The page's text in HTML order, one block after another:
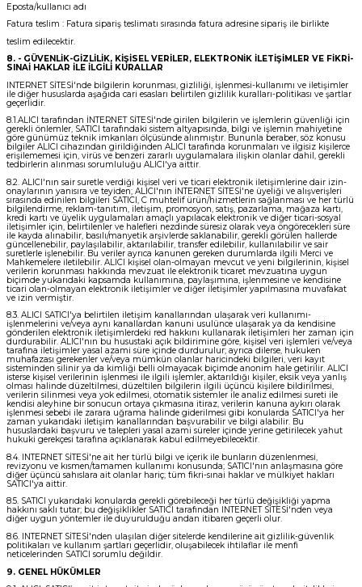
Eposta/kullanıcı adı
Fatura teslim : Fatura sipariş teslimatı sırasında fatura adresine sipariş ile birlikte
teslim edilecektir.
8. - GÜVENLİK-GİZLİLİK, KİŞİSEL VERİLER, ELEKTRONİK İLETİŞİMLER VE FİKRİ-
SINAİ HAKLAR İLE İLGİLİ KURALLAR
INTERNET SİTESİ'nde bilgilerin korunması, gizliliği, işlenmesi-kullanımı ve iletişimler
ile diğer hususlarda aşağıda cari esasları belirtilen gizlilik kuralları-politikası ve şartlar
geçerlidir.
8.1.ALICI tarafından İNTERNET SİTESİ'nde girilen bilgilerin ve işlemlerin güvenliği için
gerekli önlemler, SATICI tarafındaki sistem altyapısında, bilgi ve işlemin mahiyetine
göre günümüz teknik imkanları ölçüsünde alınmıştır. Bununla beraber, söz konusu
bilgiler ALICI cihazından girildiğinden ALICI tarafında korunmaları ve ilgisiz kişilerce
erişilememesi için, virüs ve benzeri zararlı uygulamalara ilişkin olanlar dahil, gerekli
tedbirlerin alınması sorumluluğu ALICI'ya aittir.
8.2. ALICI'nın sair suretle verdiği kişisel veri ve ticari elektronik iletişimlerine dair izin-
onaylarının yanısıra ve teyiden; ALICI'nın İNTERNET SİTESİ'ne üyeliği ve alışverişleri
sırasında edinilen bilgileri SATICI, C muhtelif ürün/hizmetlerin sağlanması ve her türlü
bilgilendirme, reklam-tanıtım, iletişim, promosyon, satış, pazarlama, mağaza kartı,
kredi kartı ve üyelik uygulamaları amaçlı yapılacak elektronik ve diğer ticari-sosyal
iletişimler için, belirtilenler ve halefleri nezdinde süresiz olarak veya öngörecekleri süre
ile kayda alınabilir, basılı/manyetik arşivlerde saklanabilir, gerekli görülen hallerde
güncellenebilir, paylaşılabilir, aktarılabilir, transfer edilebilir, kullanılabilir ve sair
suretlerle işlenebilir. Bu veriler ayrıca kanunen gereken durumlarda ilgili Merci ve
Mahkemelere iletilebilir. ALICI kişisel olan-olmayan mevcut ve yeni bilgilerinin, kişisel
verilerin korunması hakkında mevzuat ile elektronik ticaret mevzuatına uygun
biçimde yukarıdaki kapsamda kullanımına, paylaşımına, işlenmesine ve kendisine
ticari olan-olmayan elektronik iletişimler ve diğer iletişimler yapılmasına muvafakat
ve izin vermiştir.
8.3. ALICI SATICI'ya belirtilen iletişim kanallarından ulaşarak veri kullanımı-
işlenmelerini ve/veya aynı kanallardan kanuni usulünce ulaşarak ya da kendisine
gönderilen elektronik iletişimlerdeki red hakkını kullanarak iletişimleri her zaman için
durdurabilir. ALICI'nın bu husustaki açık bildirimine göre, kişisel veri işlemleri ve/veya
tarafına iletişimler yasal azami süre içinde durdurulur; ayrıca dilerse, hukuken
muhafazası gerekenler ve/veya mümkün olanlar haricindeki bilgileri, veri kayıt
sisteminden silinir ya da kimliği belli olmayacak biçimde anonim hale getirilir. ALICI
isterse kişisel verilerinin işlenmesi ile ilgili işlemler, aktarıldığı kişiler, eksik veya yanlış
olması halinde düzeltilmesi, düzeltilen bilgilerin ilgili üçüncü kişilere bildirilmesi,
verilerin silinmesi veya yok edilmesi, otomatik sistemler ile analiz edilmesi sureti ile
kendisi aleyhine bir sonucun ortaya çıkmasına itiraz, verilerin kanuna aykırı olarak
işlenmesi sebebi ile zarara uğrama halinde giderilmesi gibi konularda SATICI'ya her
zaman yukarıdaki iletişim kanallarından başvurabilir ve bilgi alabilir. Bu
hususlardaki başvuru ve talepleri yasal azami süreler içinde yerine getirilecek yahut
hukuki gerekçesi tarafına açıklanarak kabul edilmeyebilecektir.
8.4. INTERNET SİTESİ'ne ait her türlü bilgi ve içerik ile bunların düzenlenmesi,
revizyonu ve kısmen/tamamen kullanımı konusunda; SATICI'nın anlaşmasına göre
diğer üçüncü sahıslara ait olanlar hariç; tüm fikri-sınai haklar ve mülkiyet hakları
SATICI'ya aittir.
8.5. SATICI yukarıdaki konularda gerekli görebileceği her türlü değişikliği yapma
hakkını saklı tutar; bu değişiklikler SATICI tarafından INTERNET SİTESİ'nden veya
diğer uygun yöntemler ile duyurulduğu andan itibaren geçerli olur.
8.6. INTERNET SİTESİ'nden ulaşılan diğer sitelerde kendilerine ait gizlilik-güvenlik
politikaları ve kullanım şartları geçerlidir, oluşabilecek ihtilaflar ile menfi
neticelerinden SATICI sorumlu değildir.
9. GENEL HÜKÜMLER